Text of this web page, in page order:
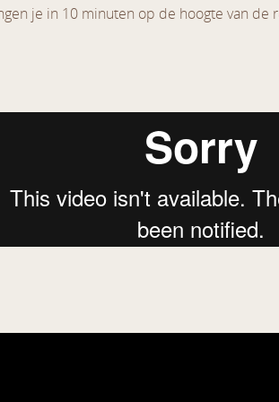
je in 10 minuten op de hoogte van de